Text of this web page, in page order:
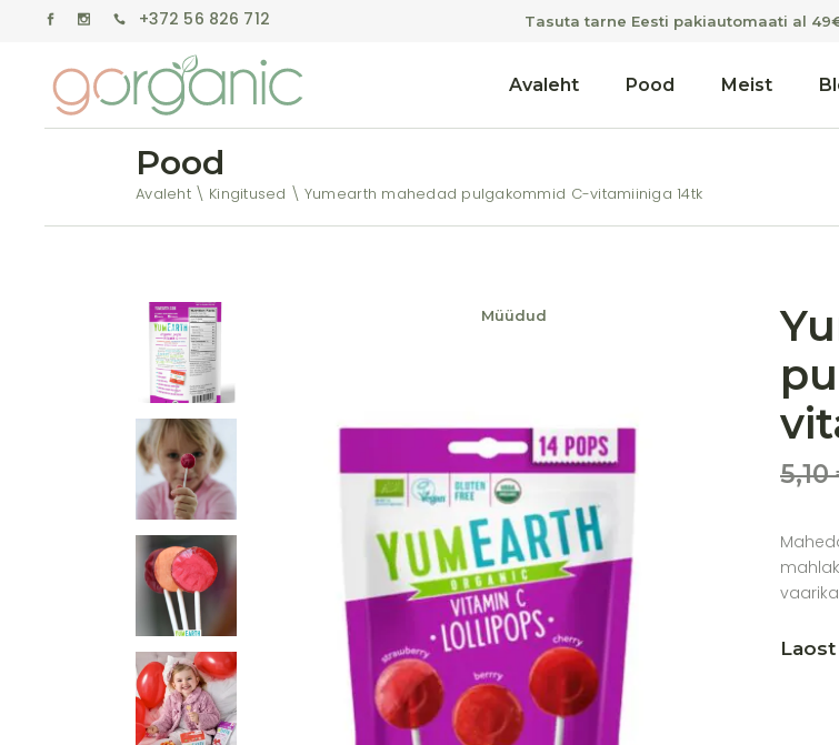
+372 56 826 712 Tasuta tarne Eesti pakiautomaati al
Avaleht Pood Meist
Pood
Avaleht Kingitused Yumearth mahedad pulgakommid C-vitamiiniga 14tk
Müüdud
5,10
oli:
5,10
on: